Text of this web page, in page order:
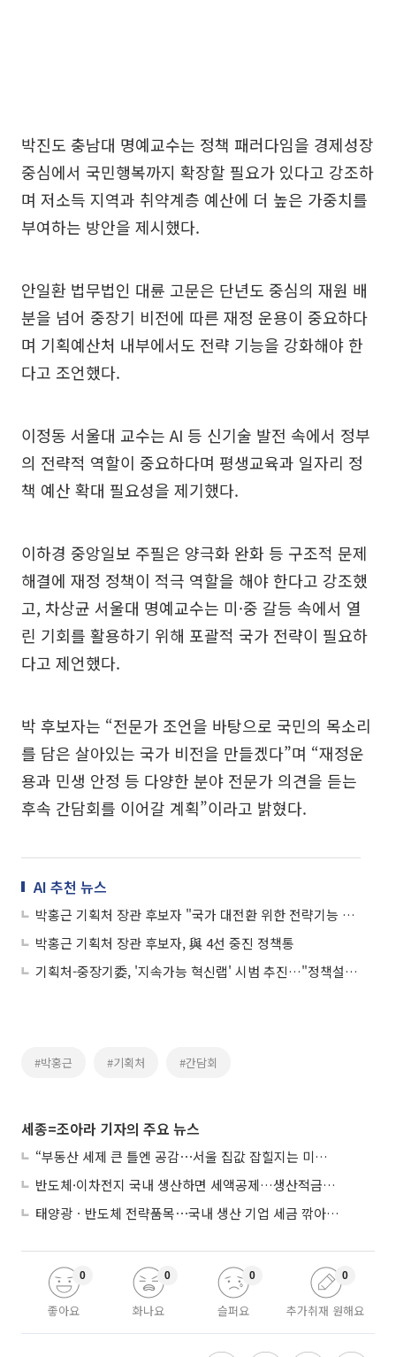
박진도 충남대 명예교수는 정책 패러다임을 경제성장
중심에서 국민행복까지 확장할 필요가 있다고 강조하
며 저소득 지역과 취약계층 예산에 더 높은 가중치를
부여하는 방안을 제시했다.
안일환 법무법인 대륜 고문은 단년도 중심의 재원 배
분을 넘어 중장기 비전에 따른 재정 운용이 중요하다
며 기획예산처 내부에서도 전략 기능을 강화해야 한
다고 조언했다.
이정동 서울대 교수는 AI 등 신기술 발전 속에서 정부
의 전략적 역할이 중요하다며 평생교육과 일자리 정
책 예산 확대 필요성을 제기했다.
이하경 중앙일보 주필은 양극화 완화 등 구조적 문제
해결에 재정 정책이 적극 역할을 해야 한다고 강조했
고, 차상균 서울대 명예교수는 미·중 갈등 속에서 열
린 기회를 활용하기 위해 포괄적 국가 전략이 필요하
다고 제언했다.
박 후보자는 “전문가 조언을 바탕으로 국민의 목소리
를 담은 살아있는 국가 비전을 만들겠다”며 “재정운
용과 민생 안정 등 다양한 분야 전문가 의견을 듣는
후속 간담회를 이어갈 계획”이라고 밝혔다.
AI 추천 뉴스
박홍근 기획처 장관 후보자 "국가 대전환 위한 전략기능 대폭 강화"
박홍근 기획처 장관 후보자, 與 4선 중진 정책통
기획처-중장기委, '지속가능 혁신랩' 시범 추진…"정책설계 역량 제고"
#박홍근 #기획처 #간담회
세종=조아라 기자의 주요 뉴스
“부동산 세제 큰 틀엔 공감⋯서울 집값 잡힐지는 미지수”
반도체·이차전지 국내 생산하면 세액공제…생산적금융 ISA 신설
태양광ㆍ반도체 전략품목⋯국내 생산 기업 세금 깎아준다
좋아요
0
화나요
0
슬퍼요
0
추가취재 원해요
0